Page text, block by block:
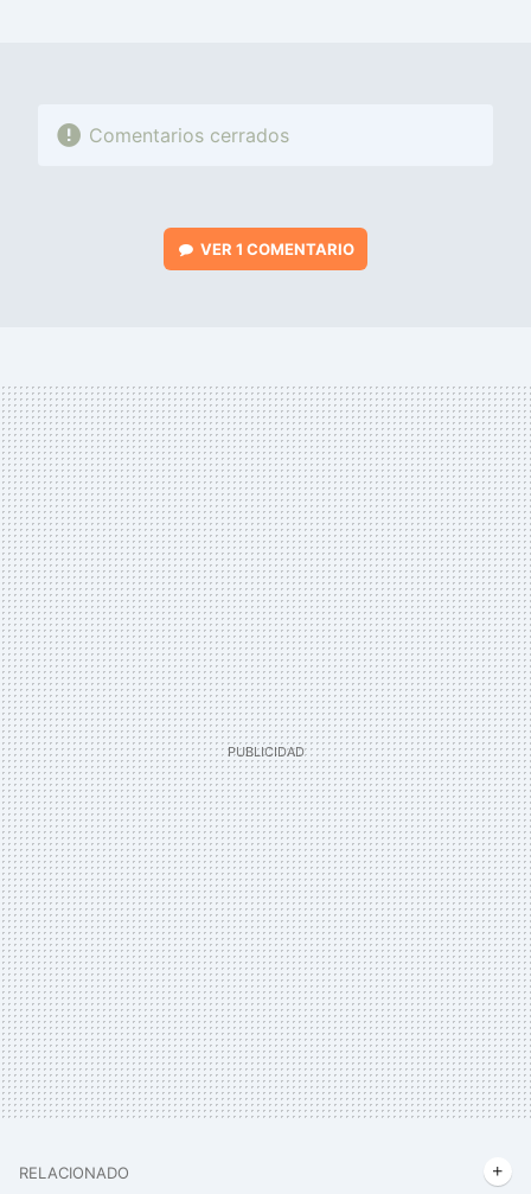
Comentarios cerrados
VER 1 COMENTARIO
RELACIONADO